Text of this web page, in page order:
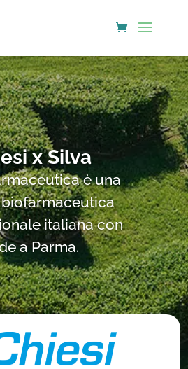
x Silva
è una
italiana con
a Parma.